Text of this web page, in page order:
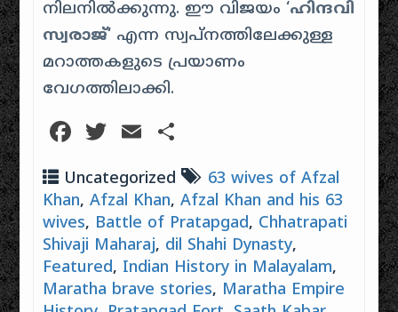
നിലനിൽക്കുന്നു. ഈ വിജയം ‘ഹിന്ദവി
സ്വരാജ്‘ എന്ന സ്വപ്നത്തിലേക്കുള്ള
മറാത്തകളുടെ പ്രയാണം
വേഗത്തിലാക്കി.
Facebook
Twitter
Email
Uncategorized
63 wives of Afzal
Khan,Afzal Khan,Afzal Khan and his 63
wives, Battle of Pratapgad, Chhatrapati
Shivaji Maharaj, dil Shahi Dynasty,
Featured, Indian History in Malayalam,
Maratha brave stories, Maratha Empire